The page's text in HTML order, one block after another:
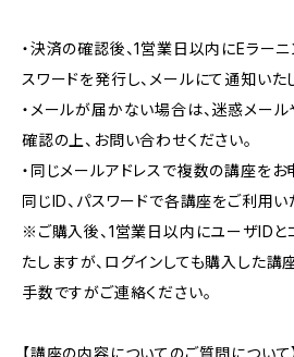
・決済の確認後、1営業日以内にEラー
スワードを発行し、メールにて通知いた
・メールが届かない場合は、迷惑メー
確認の上、お問い合わせください。
・同じメールアドレスで複数の講座をお
同じID、パスワードで各講座をご利用い
※ご購入後、1営業日以内にユーザIDと
たしますが、ログインしても購入した
手数ですがご連絡ください。
【講座の内容についてのご質問について】